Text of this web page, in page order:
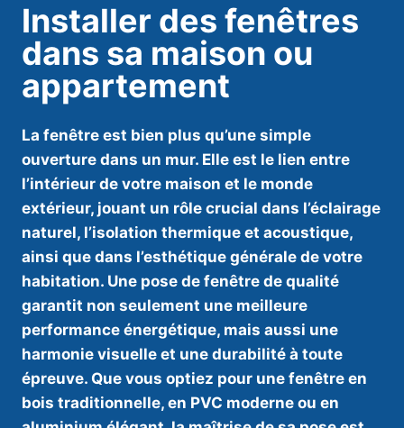
Installer des fenêtres
dans sa maison ou
appartement
La fenêtre est bien plus qu’une simple
ouverture dans un mur. Elle est le lien entre
l’intérieur de votre maison et le monde
extérieur, jouant un rôle crucial dans l’éclairage
naturel, l’isolation thermique et acoustique,
ainsi que dans l’esthétique générale de votre
habitation. Une pose de fenêtre de qualité
garantit non seulement une meilleure
performance énergétique, mais aussi une
harmonie visuelle et une durabilité à toute
épreuve. Que vous optiez pour une fenêtre en
bois traditionnelle, en PVC moderne ou en